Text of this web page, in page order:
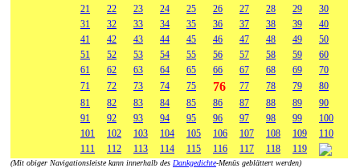
21
22 23 24 25 26 27 28 29
30
31
32 33 34 35 36 37 38 39
40
41
42 43 44 45 46 47 48 49
50
51
52 53 54 55 56 57 58 59
60
61
62 63 64 65 66 67 68 69
70
71
72 73 74 75 76 77 78 79
80
81
82 83 84 85 86 87 88 89
90
91
92 93 94 95 96 97 98 99
100
101
102 103 104 105 106 107 108 109
110
111
112 113 114 115 116 117 118 119
(Mit obiger Navigationsleiste kann innerhalb des Dankgedichte-Menüs geblättert werden)